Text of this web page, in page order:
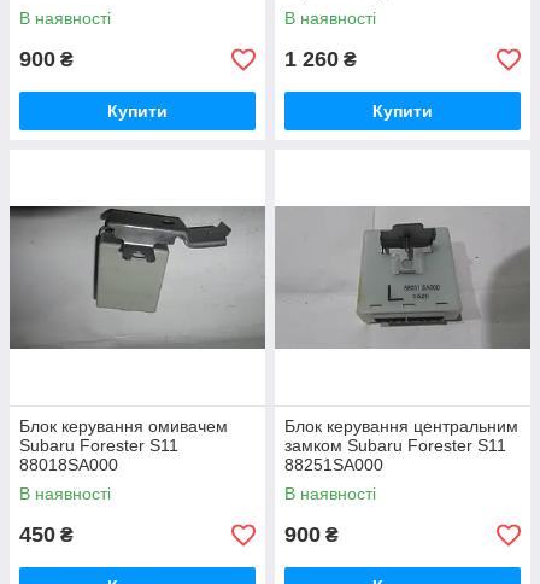
В наявності
900 ₴
Купити
В наявності
1 260 ₴
Купити
Блок керування омивачем
Subaru Forester S11
88018SA000
В наявності
450 ₴
Блок керування центральним
замком Subaru Forester S11
88251SA000
В наявності
900 ₴